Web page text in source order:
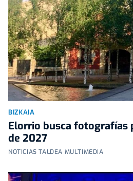
BIZKAIA
Elorrio busca fotografías
de 2027
NOTICIAS TALDEA MULTIMEDIA